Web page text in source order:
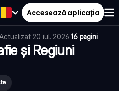
Accesează aplicația
Actualizat 20 iul. 2026·16 pagini
și Regiuni